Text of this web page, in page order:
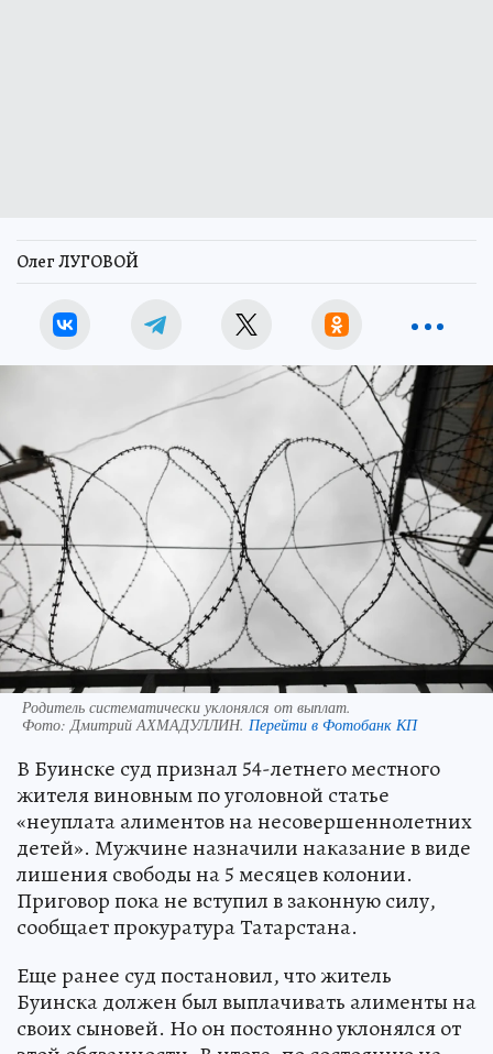
Олег ЛУГОВОЙ
Родитель систематически уклонялся от выплат.
Фото:Дмитрий АХМАДУЛЛИН. Перейти в Фотобанк КП
В Буинске суд признал 54-летнего местного
жителя виновным по уголовной статье
«неуплата алиментов на несовершеннолетних
детей». Мужчине назначили наказание в виде
лишения свободы на 5 месяцев колонии.
Приговор пока не вступил в законную силу,
сообщает прокуратура Татарстана.
Еще ранее суд постановил, что житель
Буинска должен был выплачивать алименты на
своих сыновей. Но он постоянно уклонялся от